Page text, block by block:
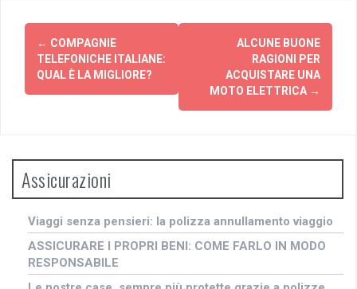
Navigazione
articolo
← COMPAGNIE
TELEFONICHE ITALIANE:
QUAL È LA MIGLIORE?
ALCUNE BUONE
RAGIONI PER
ACQUISTARE UNA
MOTO ELETTRICA →
Assicurazioni
Viaggi senza pensieri: la polizza annullamento viaggio
ASSICURARE I PROPRI BENI: COME FARLO IN MODO
RESPONSABILE